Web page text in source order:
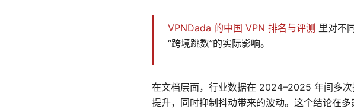
VPNDada 的中国 VPN 排名与评测 里对不
“跨境跳数”的实际影响。
在文档层面，行业数据在 2024–2025 年间多
提升，同时抑制抖动带来的波动。这个结论在